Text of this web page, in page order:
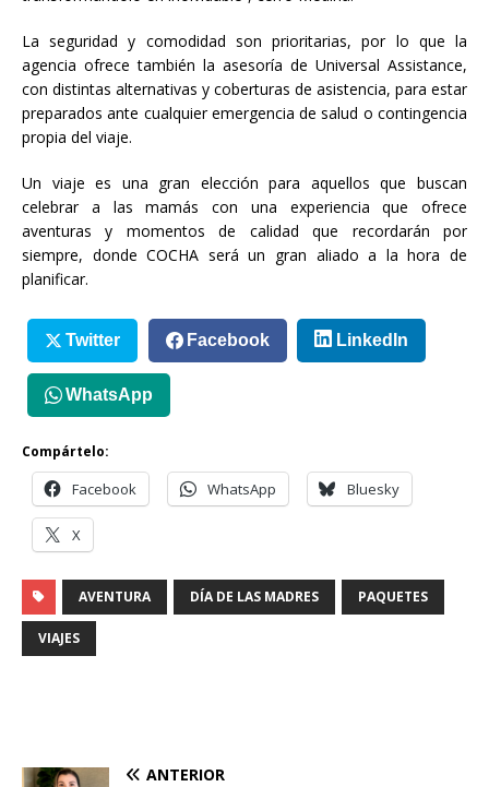
La seguridad y comodidad son prioritarias, por lo que la
agencia ofrece también la asesoría de Universal Assistance,
con distintas alternativas y coberturas de asistencia, para estar
preparados ante cualquier emergencia de salud o contingencia
propia del viaje.
Un viaje es una gran elección para aquellos que buscan
celebrar a las mamás con una experiencia que ofrece
aventuras y momentos de calidad que recordarán por
siempre, donde COCHA será un gran aliado a la hora de
planificar.
Twitter Facebook LinkedIn
WhatsApp
Compártelo:
Facebook WhatsApp Bluesky
X
AVENTURA DÍA DE LAS MADRES PAQUETES
VIAJES
ANTERIOR